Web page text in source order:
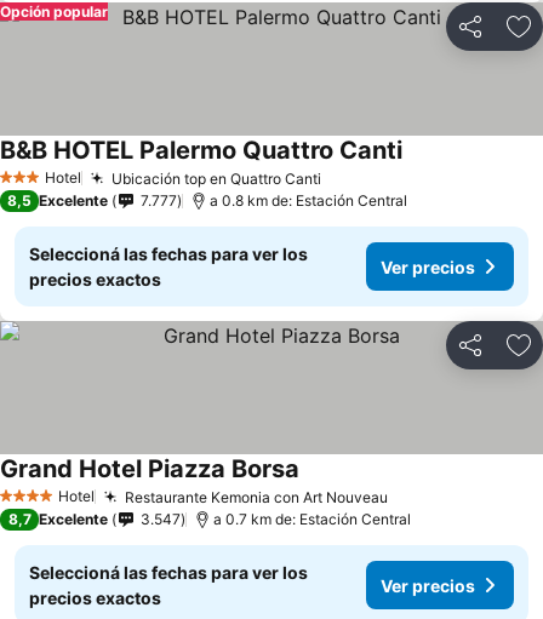
Compartir
Opción popular
3 Estrellas
Hotel Ubicación top en Quattro Canti
B&B HOTEL Palermo Quattro Canti
8,5 Excelente 7.777 a 0.8 km de: Estación Central
Seleccioná las fechas para ver los
precios exactos
Ver precios
Compartir
4 EstrellasHotel Restaurante Kemonia con Art Nouveau
Grand Hotel Piazza Borsa
8,7 Excelente 3.547 a 0.7 km de: Estación Central
Seleccioná las fechas para ver los
precios exactos
Ver precios